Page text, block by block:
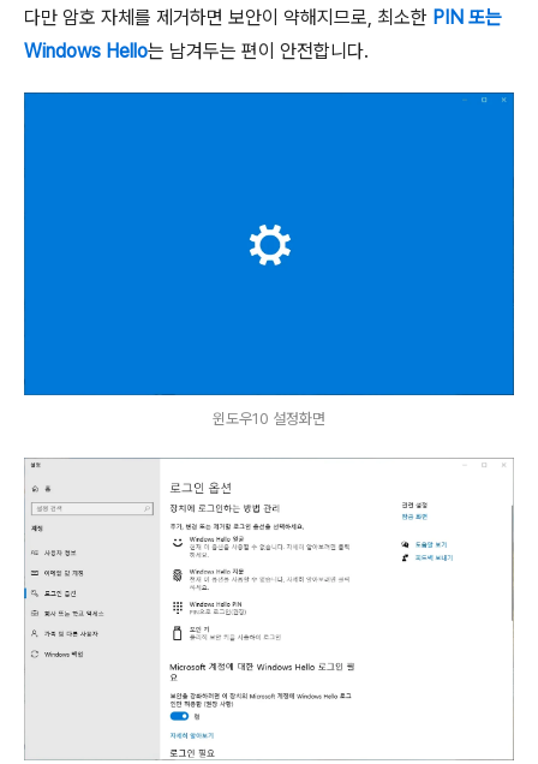
다만 암호 자체를 제거하면 보안이 약해지므로, 최소한 PIN 또는
Windows Hello는 남겨두는 편이 안전합니다.
윈도우10 설정화면